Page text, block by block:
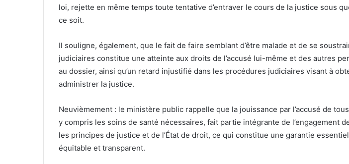
loi, rejette en même temps toute tentative d’entraver le cours de la justice sous
ce soit.
Il souligne, également, que le fait de faire semblant d’être malade et de se
judiciaires constitue une atteinte aux droits de l’accusé lui-même et des autres
au dossier, ainsi qu’un retard injustifié dans les procédures judiciaires visant à
administrer la justice.
Neuvièmement : le ministère public rappelle que la jouissance par l’accusé de
y compris les soins de santé nécessaires, fait partie intégrante de l’engagement
les principes de justice et de l’État de droit, ce qui constitue une garantie
équitable et transparent.